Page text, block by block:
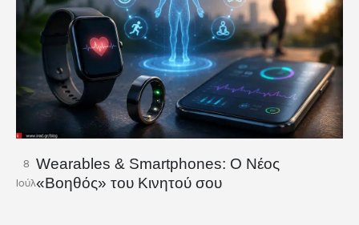
8
Ιούλ
Wearables & Smartphones: Ο Νέος
«Βοηθός» του Κινητού σου